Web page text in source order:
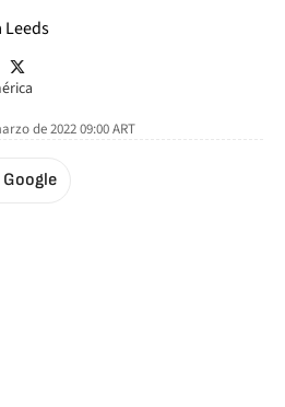
twitter
de 2022 09:00ART
Google